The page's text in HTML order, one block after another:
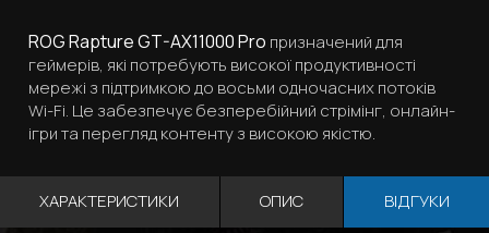
ROG Rapture GT-AX11000 Pro призначений для
геймерів, які потребують високої продуктивності
мережі з підтримкою до восьми одночасних потоків
Wi-Fi. Це забезпечує безперебійний стрімінг, онлайн-
ігри та перегляд контенту з високою якістю.
ХАРАКТЕРИСТИКИ ОПИС ВІДГУКИ